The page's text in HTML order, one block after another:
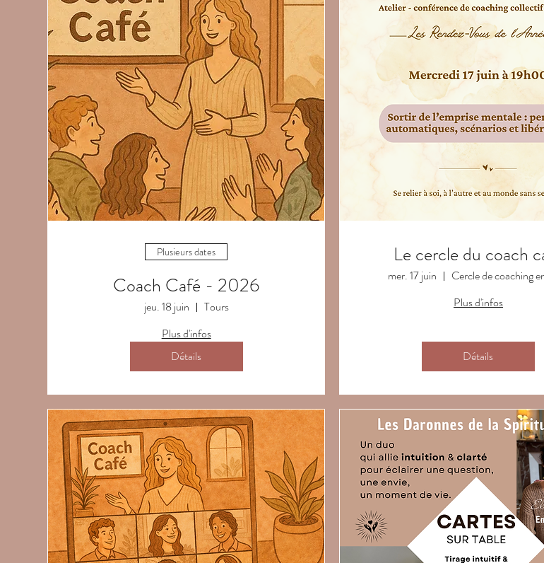
Plusieurs dates
Coach Café - 2026
jeu. 18 juin
Tours
Plus d'infos
Détails
Le cercle du coach
mer. 17 juin
Cercle de coaching
Plus d'infos
Détails